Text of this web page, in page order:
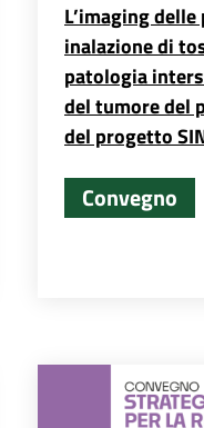
L’imaging
inalazione di
patologia
del tumore del
del progetto
Convegno